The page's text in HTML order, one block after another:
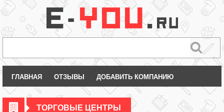
ГЛАВНАЯ ОТЗЫВЫ ДОБАВИТЬ КОМПАНИЮ
ТОРГОВЫЕ ЦЕНТРЫ